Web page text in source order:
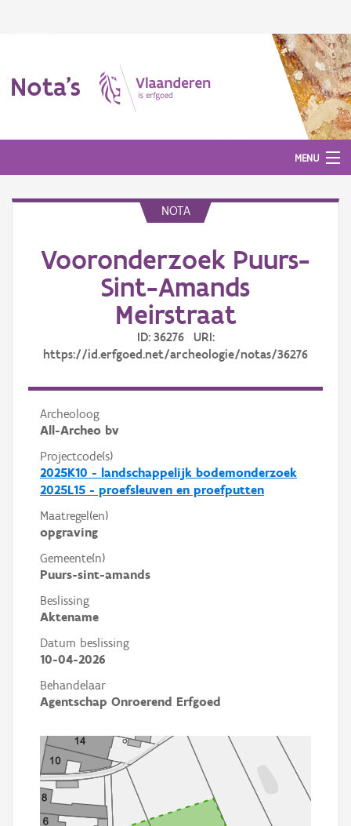
Nota's
MENU
Aanmelden
NOTA
Vooronderzoek Puurs-
Sint-Amands
Meirstraat
ID: 36276 URI:
https://id.erfgoed.net/archeologie/notas/36276
Archeoloog
All-Archeo bv
Projectcode(s)
2025K10 - landschappelijk bodemonderzoek
2025L15 - proefsleuven en proefputten
Maatregel(en)
opgraving
Gemeente(n)
Puurs-sint-amands
Beslissing
Aktename
Datum beslissing
10-04-2026
Behandelaar
Agentschap Onroerend Erfgoed